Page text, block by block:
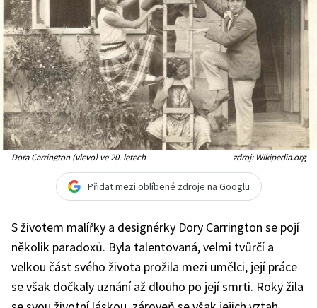
Dora Carrington (vlevo) ve 20. letech zdroj: Wikipedia.org
Přidat mezi oblíbené zdroje na Googlu
S životem malířky a designérky Dory Carrington se pojí
několik paradoxů. Byla talentovaná, velmi tvůrčí a
velkou část svého života prožila mezi umělci, její práce
se však dočkaly uznání až dlouho po její smrti. Roky žila